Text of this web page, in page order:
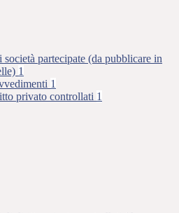
società partecipate (da pubblicare in
1
1
privato controllati 1